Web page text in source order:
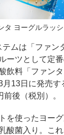
タ ヨーグルラッ
ムは「ファン
ーツとして定
飲料「ファン
月13日に発売す
前後（税別）。
を使ったヨー
酸菌入り。こ